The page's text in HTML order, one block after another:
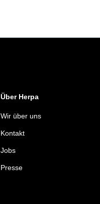
Über Herpa
Wir über uns
Kontakt
Jobs
Presse